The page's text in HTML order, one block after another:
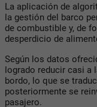
La aplicación de
la gestión del barco
de combustible y, de
desperdicio de
Según los datos
logrado reducir casi a
bordo, lo que se
posteriormente se
pasajero.